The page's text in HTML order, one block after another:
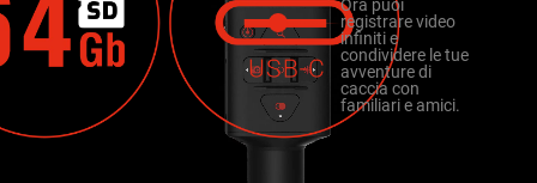
Ora puoi
registrare video
infiniti e
condividere le tue
avventure di
caccia con
familiari e amici.